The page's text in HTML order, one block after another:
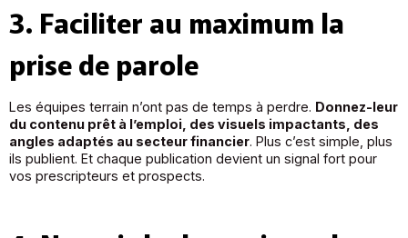
3. Faciliter au maximum la
prise de parole
Les équipes terrain n’ont pas de temps à perdre. Donnez-leur
du contenu prêt à l’emploi, des visuels impactants, des
angles adaptés au secteur financier. Plus c’est simple, plus
ils publient. Et chaque publication devient un signal fort pour
vos prescripteurs et prospects.